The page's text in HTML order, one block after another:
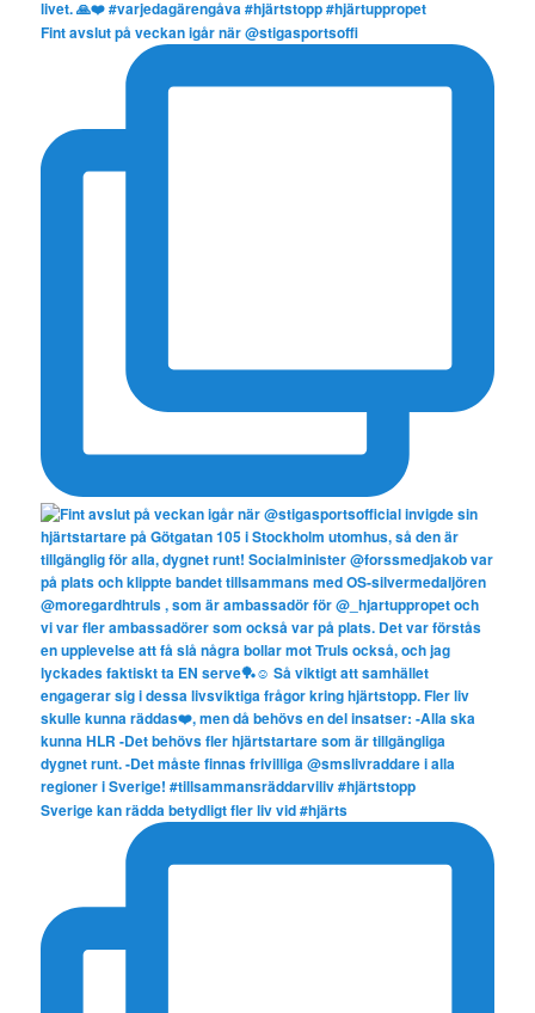
Fint avslut på veckan igår när @stigasportsoffi
Sverige kan rädda betydligt fler liv vid #hjärts